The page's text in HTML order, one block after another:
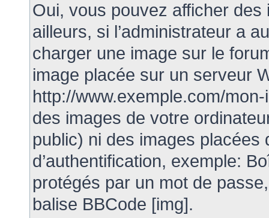
Oui, vous pouvez afficher
ailleurs, si l’administrateur a
charger une image sur le
image placée sur un serveur
http://www.exemple.com/
des images de votre
public) ni des images
d’authentification, exemple:
protégés par un mot de
balise BBCode [img].